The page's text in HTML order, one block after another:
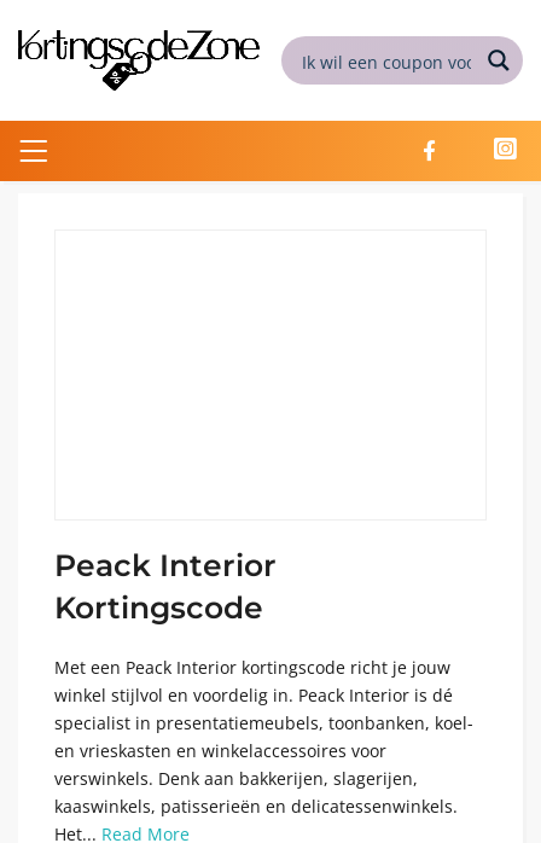
Peack Interior
Kortingscode
Met een Peack Interior kortingscode richt je jouw
winkel stijlvol en voordelig in. Peack Interior is dé
specialist in presentatiemeubels, toonbanken, koel-
en vrieskasten en winkelaccessoires voor
verswinkels. Denk aan bakkerijen, slagerijen,
kaaswinkels, patisserieën en delicatessenwinkels.
Het... Read More